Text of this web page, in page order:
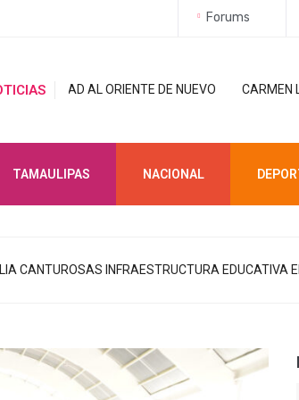
Forums
CARMEN LILIA CANTUROSAS LE
TAMAULIPAS NACIONAL
CANTUROSAS INFRAESTRUCTURA EDUCATIVA